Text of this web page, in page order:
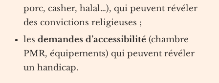
porc, casher, halal…), qui peuvent révéler
des convictions religieuses ;
les demandes d’accessibilité (chambre
PMR, équipements) qui peuvent révéler
un handicap.